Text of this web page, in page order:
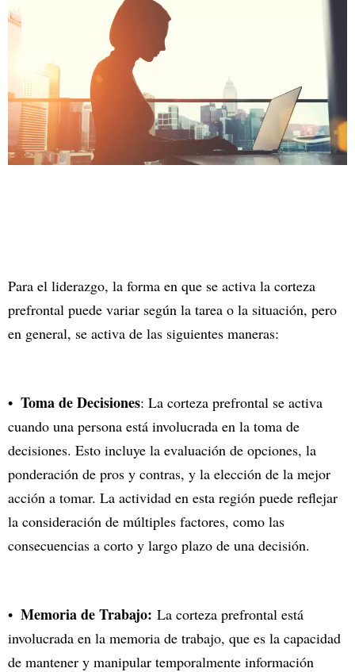
Para el liderazgo, la forma en que se activa la corteza
prefrontal puede variar según la tarea o la situación, pero
en general, se activa de las siguientes maneras:
Toma de Decisiones: La corteza prefrontal se activa
cuando una persona está involucrada en la toma de
decisiones. Esto incluye la evaluación de opciones, la
ponderación de pros y contras, y la elección de la mejor
acción a tomar. La actividad en esta región puede reflejar
la consideración de múltiples factores, como las
consecuencias a corto y largo plazo de una decisión.
Memoria de Trabajo: La corteza prefrontal está
involucrada en la memoria de trabajo, que es la capacidad
de mantener y manipular temporalmente información